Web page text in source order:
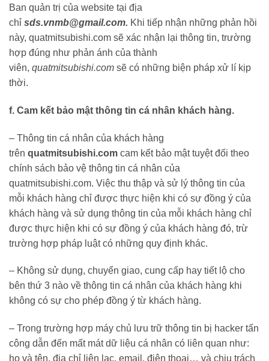
Ban quản trị của website tại địa
chỉ sds.vnmb@gmail.com. Khi tiếp nhận những phản hồi
này, quatmitsubishi.com sẽ xác nhận lại thông tin, trường
hợp đúng như phản ánh của thành
viên, quatmitsubishi.com sẽ có những biện pháp xử lí kịp
thời.
f. Cam kết bảo mật thông tin cá nhân khách hàng.
– Thông tin cá nhân của khách hàng
trên quatmitsubishi.com cam kết bảo mật tuyệt đối theo
chính sách bảo vệ thông tin cá nhân của
quatmitsubishi.com. Việc thu thập và sử lý thông tin của
mỗi khách hàng chỉ được thực hiện khi có sự đồng ý của
khách hàng và sử dụng thông tin của mỗi khách hàng chỉ
được thực hiện khi có sự đồng ý của khách hàng đó, trừ
trường hợp pháp luật có những quy định khác.
– Không sử dụng, chuyển giao, cung cấp hay tiết lộ cho
bên thứ 3 nào về thông tin cá nhân của khách hàng khi
không có sự cho phép đồng ý từ khách hàng.
– Trong trường hợp máy chủ lưu trữ thông tin bị hacker tấn
công dẫn đến mất mát dữ liệu cá nhân có liên quan như:
họ và tên, địa chỉ liên lạc, email, điện thoại… và chịu trách